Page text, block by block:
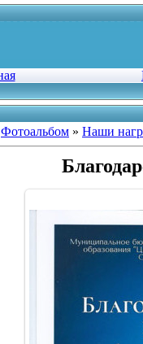
Фотоальбом » Наши